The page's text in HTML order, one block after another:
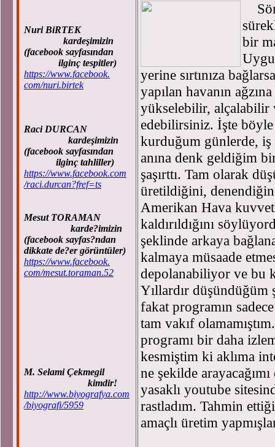
Nuri BiRTEK
kardeşimizin
(facebook sayfasından
ilginç tespitler)
https://www.facebook.
com/nuri.birtek
Raci DURCAN
kardeşimizin
(facebook sayfasından
ilginç tahliller)
https://www.facebook.com
/raci.durcan?fref=ts
Mesut TORAMAN
karde?imizin
(facebook sayfas?ndan
dikkate de?er görüntüler)
https://www.facebook.
com/mesut.toraman.52
M. Selami Çekmegil
kimdir!
http://www.biyografya.com
/biyografi/5959
bir
yerine sırtınıza
yapılan havanın
yükselebilir, alçalabilir
edebilirsiniz. İşte
kurduğum günlerde,
anına denk geldiğim
şaşırttı. Tam olarak
üretildiğini,
Amerikan Hava
kaldırıldığını
şeklinde arkaya
kalmaya müsaade
depolanabiliyor ve bu
Yıllardır düşündüğüm
fakat programın
tam vakıf
programı bir daha
kesmiştim ki aklıma
ne şekilde
yasaklı youtube
rastladım. Tahmin
amaçlı üretim